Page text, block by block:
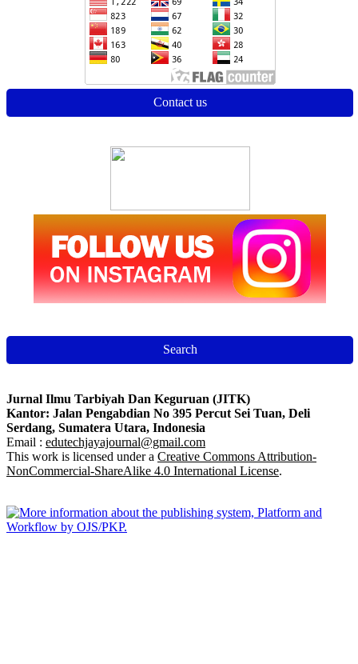
Contact us
Search
Jurnal Ilmu Tarbiyah Dan Keguruan (JITK)
Kantor: Jalan Pengabdian No 395 Percut Sei Tuan, Deli
Serdang, Sumatera Utara, Indonesia
Email : edutechjayajournal@gmail.com
This work is licensed under a Creative Commons Attribution-
NonCommercial-ShareAlike 4.0 International License.